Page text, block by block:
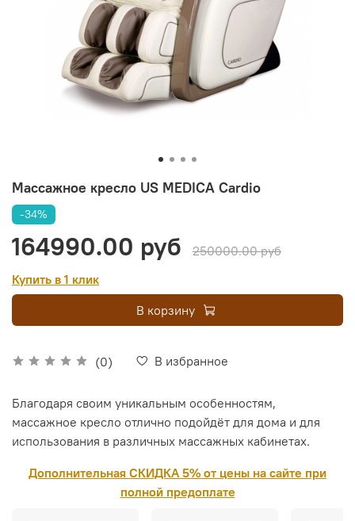
Массажное кресло US MEDICA Cardio
(0) В избранное
-34%
164990.00 руб
250000.00 руб
Купить в 1 клик
В корзину
Благодаря своим уникальным особенностям,
массажное кресло отлично подойдёт для дома и для
использования в различных массажных кабинетах.
Дополнительная СКИДКА 5% от цены на сайте при
полной предоплате